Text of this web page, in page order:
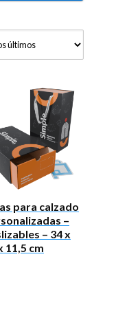
para calzado
–
– 34 x
11,5 cm